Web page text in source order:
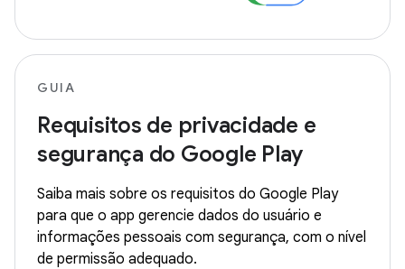
GUIA
Requisitos de privacidade e
segurança do Google Play
Saiba mais sobre os requisitos do Google Play
para que o app gerencie dados do usuário e
informações pessoais com segurança, com o nível
de permissão adequado.